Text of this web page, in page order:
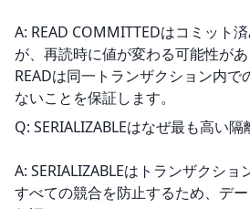
A: READ COMMITTEDはコミット
が、再読時に値が変わる可能性があ
READは同一トランザクション内で
ないことを保証します。
Q: SERIALIZABLEはなぜ最も高い
A: SERIALIZABLEはトランザクショ
すべての競合を防止するため、デ